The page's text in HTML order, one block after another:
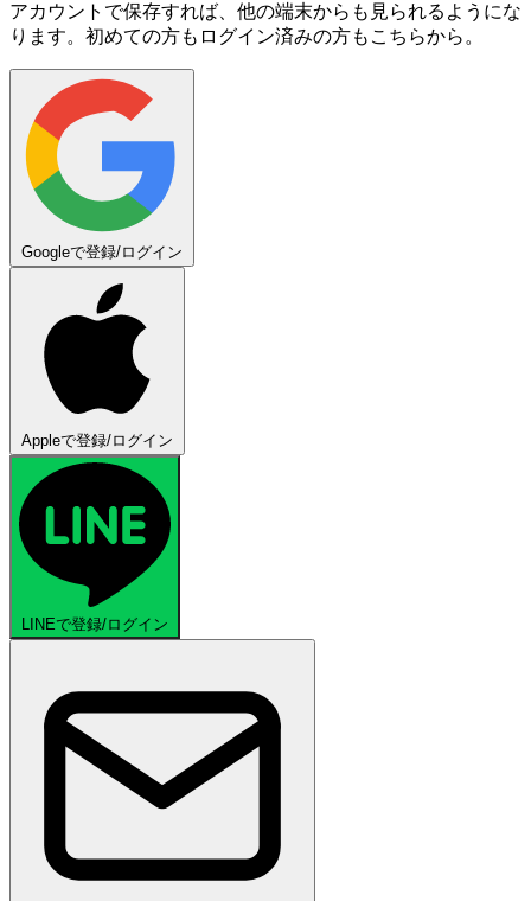
アカウントで保存すれば、他の端末からも見られるようにな
ります。初めての方もログイン済みの方もこちらから。
Googleで登録/ログイン
Appleで登録/ログイン
LINEで登録/ログイン